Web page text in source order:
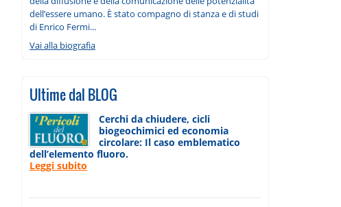
dell’essere umano. È stato compagno di stanza e di studi
di Enrico Fermi...
Vai alla biografia
Ultime dal BLOG
Cerchi da chiudere, cicli
biogeochimici ed economia
circolare: Il caso emblematico
dell’elemento fluoro.
Leggi subito